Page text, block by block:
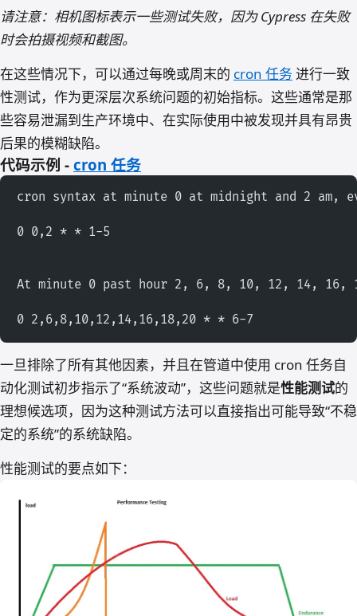
请注意：相机图标表示一些测试失败，因为 Cypress 在失败
时会拍摄视频和截图。
在这些情况下，可以通过每晚或周末的 cron 任务 进行一致
性测试，作为更深层次系统问题的初始指标。这些通常是那
些容易泄漏到生产环境中、在实际使用中被发现并具有昂贵
后果的模糊缺陷。
代码示例 - cron 任务
cron syntax at minute 0 at midnight and 2 am,
0 0,2 * * 1-5
At minute 0 past hour 2, 6, 8, 10, 12, 14, 16,
0 2,6,8,10,12,14,16,18,20 * * 6-7
一旦排除了所有其他因素，并且在管道中使用 cron 任务自
动化测试初步指示了“系统波动”，这些问题就是性能测试的
理想候选项，因为这种测试方法可以直接指出可能导致“不稳
定的系统”的系统缺陷。
性能测试的要点如下：